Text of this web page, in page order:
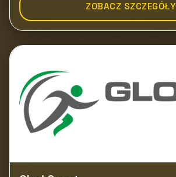
ZOBACZ SZCZEGÓŁY